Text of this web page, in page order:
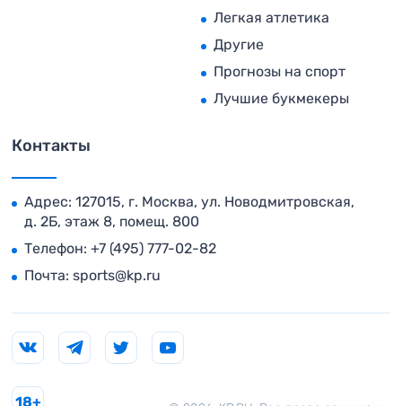
Легкая атлетика
Другие
Прогнозы на спорт
Лучшие букмекеры
Контакты
Адрес: 127015, г. Москва, ул. Новодмитровская,
д. 2Б, этаж 8, помещ. 800
Телефон: +7 (495) 777-02-82
Почта: sports@kp.ru
18+